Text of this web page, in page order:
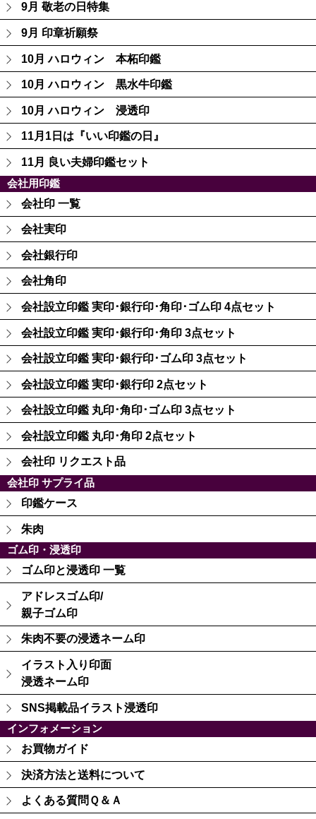
9月 敬老の日特集
9月 印章祈願祭
10月 ハロウィン 本柘印鑑
10月 ハロウィン 黒水牛印鑑
10月 ハロウィン 浸透印
11月1日は『いい印鑑の日』
11月 良い夫婦印鑑セット
会社用印鑑
会社印 一覧
会社実印
会社銀行印
会社角印
会社設立印鑑 実印･銀行印･角印･ゴム印 4点セット
会社設立印鑑 実印･銀行印･角印 3点セット
会社設立印鑑 実印･銀行印･ゴム印 3点セット
会社設立印鑑 実印･銀行印 2点セット
会社設立印鑑 丸印･角印･ゴム印 3点セット
会社設立印鑑 丸印･角印 2点セット
会社印 リクエスト品
会社印 サプライ品
印鑑ケース
朱肉
ゴム印・浸透印
ゴム印と浸透印 一覧
アドレスゴム印/
親子ゴム印
朱肉不要の浸透ネーム印
イラスト入り印面
浸透ネーム印
SNS掲載品イラスト浸透印
インフォメーション
お買物ガイド
決済方法と送料について
よくある質問Ｑ＆Ａ